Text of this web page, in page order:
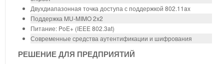
Двухдиапазонная точка доступа с поддержкой 802.11ax
Поддержка MU-MIMO 2x2
Питание: PoE+ (IEEE 802.3at)
Современные средства аутентификации и шифрования
РЕШЕНИЕ ДЛЯ ПРЕДПРИЯТИЙ